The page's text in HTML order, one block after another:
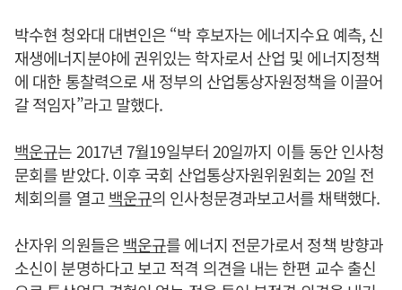
박수현 청와대 대변인은 “박 후보자는 에너지수요 예측, 신
재생에너지분야에 권위있는 학자로서 산업 및 에너지정책
에 대한 통찰력으로 새 정부의 산업통상자원정책을 이끌어
갈 적임자”라고 말했다.
백운규는 2017년 7월19일부터 20일까지 이틀 동안 인사청
문회를 받았다. 이후 국회 산업통상자원위원회는 20일 전
체회의를 열고백운규의 인사청문경과보고서를 채택했다.
산자위 의원들은백운규를 에너지 전문가로서 정책 방향과
소신이 분명하다고 보고 적격 의견을 내는 한편 교수 출신